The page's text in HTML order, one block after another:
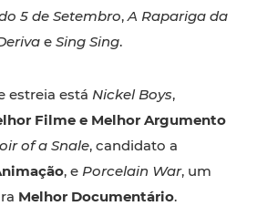
5 de Setembro,A Rapariga da
e Sing Sing.
estreia está Nickel Boys,
Filme e Melhor Argumento
of a Snale, candidato a
, e Porcelain War, um
Melhor Documentário.